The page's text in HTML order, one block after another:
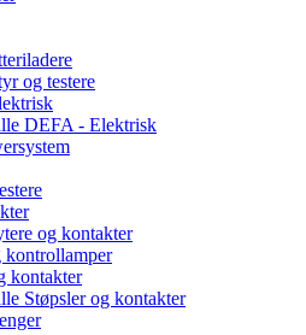
og testere
DEFA - Elektrisk
og kontakter
kontrollamper
kontakter
Støpsler og kontakter